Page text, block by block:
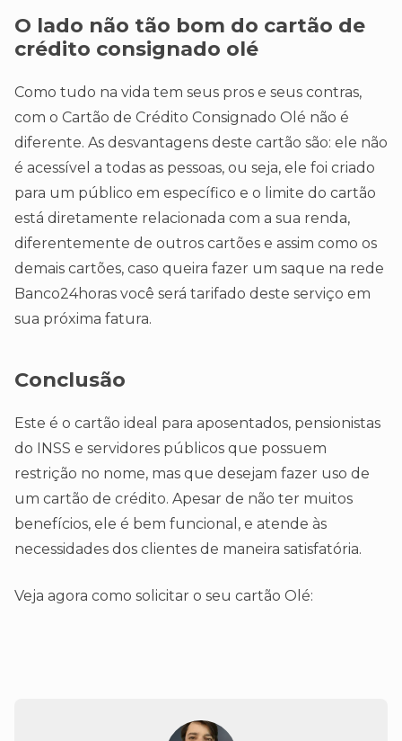
O lado não tão bom do cartão de
crédito consignado olé
Como tudo na vida tem seus pros e seus contras,
com o Cartão de Crédito Consignado Olé não é
diferente. As desvantagens deste cartão são: ele não
é acessível a todas as pessoas, ou seja, ele foi criado
para um público em específico e o limite do cartão
está diretamente relacionada com a sua renda,
diferentemente de outros cartões e assim como os
demais cartões, caso queira fazer um saque na rede
Banco24horas você será tarifado deste serviço em
sua próxima fatura.
Conclusão
Este é o cartão ideal para aposentados, pensionistas
do INSS e servidores públicos que possuem
restrição no nome, mas que desejam fazer uso de
um cartão de crédito. Apesar de não ter muitos
benefícios, ele é bem funcional, e atende às
necessidades dos clientes de maneira satisfatória.
Veja agora como solicitar o seu cartão Olé: